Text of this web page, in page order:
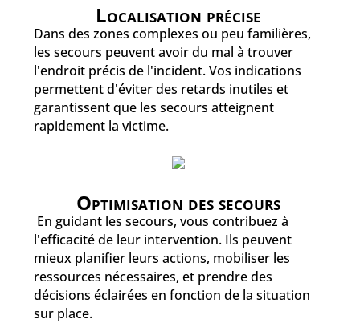
Localisation précise
Dans des zones complexes ou peu familières,
les secours peuvent avoir du mal à trouver
l'endroit précis de l'incident. Vos indications
permettent d'éviter des retards inutiles et
garantissent que les secours atteignent
rapidement la victime.
Optimisation des secours
En guidant les secours, vous contribuez à
l'efficacité de leur intervention. Ils peuvent
mieux planifier leurs actions, mobiliser les
ressources nécessaires, et prendre des
décisions éclairées en fonction de la situation
sur place.